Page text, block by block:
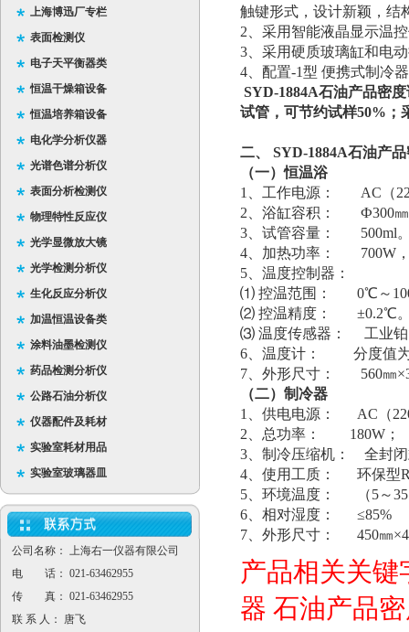
上海博迅厂专栏
表面检测仪
电子天平衡器类
恒温干燥箱设备
恒温培养箱设备
电化学分析仪器
光谱色谱分析仪
表面分析检测仪
物理特性反应仪
光学显微放大镜
光学检测分析仪
生化反应分析仪
加温恒温设备类
涂料油墨检测仪
药品检测分析仪
公路石油分析仪
仪器配件及耗材
实验室耗材用品
实验室玻璃器皿
公司名称： 上海右一仪器有限公司
电 话： 021-63462955
传 真： 021-63462955
联 系 人： 唐飞
触键形式，设计新颖，结
2、采用智能液晶显示温
3、采用硬质玻璃缸和电
4、配置-1型 便携式制冷
SYD-1884A石油产品密
试管，可节约试样50%；
二、
SYD-1884A石油产
（一）恒温浴
1、工作电源： AC（
2、浴缸容积： Ф300㎜
3、试管容量： 500ml
4、加热功率： 700W，
5、温度控制器：
⑴ 控温范围： 0℃～
⑵ 控温精度： ±0.2℃
⑶ 温度传感器： 工业铂
6、温度计： 分度值为
7、外形尺寸： 560㎜
（二）制冷器
1、供电电源： AC（
2、总功率： 180W；
3、制冷压缩机： 全封
4、使用工质： 环保型
5、环境温度： （5～
6、相对湿度： ≤85%
7、外形尺寸： 450㎜
产品相关关
器 石油产品